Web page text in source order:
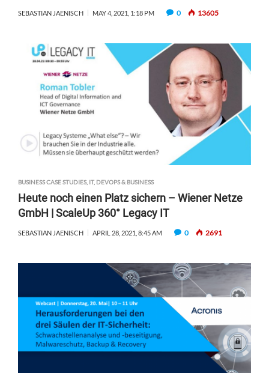
SEBASTIAN JAENISCH MAY 4, 2021, 1:18 PM 0 13605
BUSINESS CASE STUDIES, IT, DEVOPS & BUSINESS
Heute noch einen Platz sichern – Wiener Netze
GmbH | ScaleUp 360° Legacy IT
SEBASTIAN JAENISCH APRIL 28, 2021, 8:45 AM 0 2691